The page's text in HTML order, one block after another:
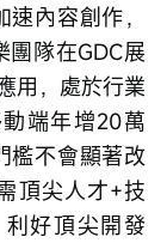
內容創作，
隊在GDC展
用，處於行業
端年增20萬
檻不會顯著改
頂尖人才+技
好頂尖開發